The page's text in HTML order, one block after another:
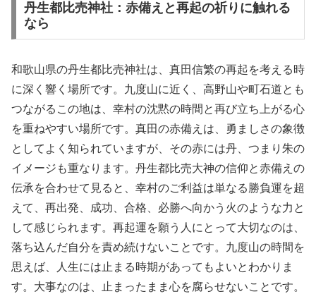
丹生都比売神社：赤備えと再起の祈りに触れる
なら
和歌山県の丹生都比売神社は、真田信繁の再起を考える時
に深く響く場所です。九度山に近く、高野山や町石道とも
つながるこの地は、幸村の沈黙の時間と再び立ち上がる心
を重ねやすい場所です。真田の赤備えは、勇ましさの象徴
としてよく知られていますが、その赤には丹、つまり朱の
イメージも重なります。丹生都比売大神の信仰と赤備えの
伝承を合わせて見ると、幸村のご利益は単なる勝負運を超
えて、再出発、成功、合格、必勝へ向かう火のような力と
して感じられます。再起運を願う人にとって大切なのは、
落ち込んだ自分を責め続けないことです。九度山の時間を
思えば、人生には止まる時期があってもよいとわかりま
す。大事なのは、止まったまま心を腐らせないことです。